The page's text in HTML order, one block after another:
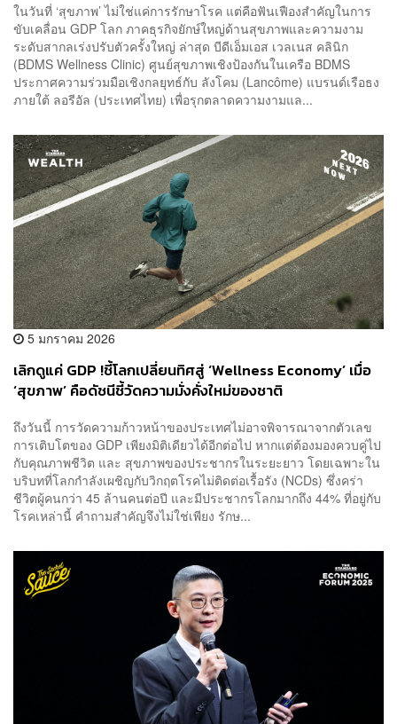
ในวันที่ ‘สุขภาพ’ ไม่ใช่แค่การรักษาโรค แต่คือฟันเฟืองสำคัญในการ
ขับเคลื่อน GDP โลก ภาคธุรกิจยักษ์ใหญ่ด้านสุขภาพและความงาม
ระดับสากลเร่งปรับตัวครั้งใหญ่ ล่าสุด บีดีเอ็มเอส เวลเนส คลินิก
(BDMS Wellness Clinic) ศูนย์สุขภาพเชิงป้องกันในเครือ BDMS
ประกาศความร่วมมือเชิงกลยุทธ์กับ ลังโคม (Lancôme) แบรนด์เรือธง
ภายใต้ ลอรีอัล (ประเทศไทย) เพื่อรุกตลาดความงามแล...
5 มกราคม 2026
เลิกดูแค่ GDP !ชี้โลกเปลี่ยนทิศสู่ ‘Wellness Economy’ เมื่อ
‘สุขภาพ’ คือดัชนีชี้วัดความมั่งคั่งใหม่ของชาติ
ถึงวันนี้ การวัดความก้าวหน้าของประเทศไม่อาจพิจารณาจากตัวเลข
การเติบโตของ GDP เพียงมิติเดียวได้อีกต่อไป หากแต่ต้องมองควบคู่ไป
กับคุณภาพชีวิต และ สุขภาพของประชากรในระยะยาว โดยเฉพาะใน
บริบทที่โลกกำลังเผชิญกับวิกฤตโรคไม่ติดต่อเรื้อรัง (NCDs) ซึ่งคร่า
ชีวิตผู้คนกว่า 45 ล้านคนต่อปี และมีประชากรโลกมากถึง 44% ที่อยู่กับ
โรคเหล่านี้ คำถามสำคัญจึงไม่ใช่เพียง รักษ...